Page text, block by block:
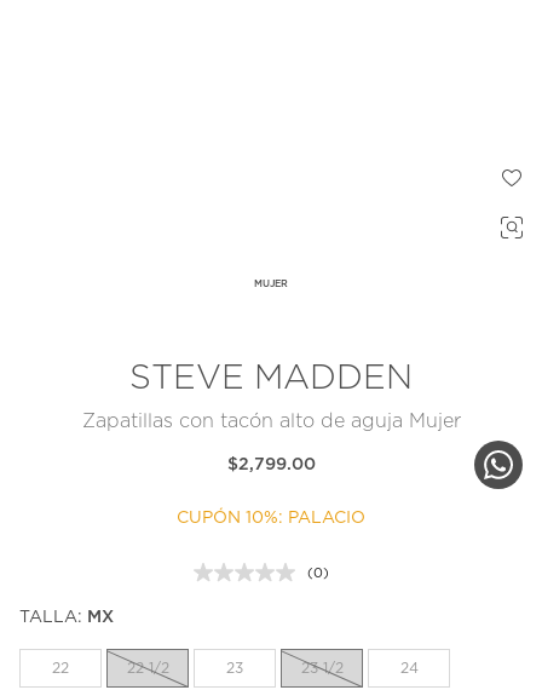
MUJER
STEVE MADDEN
Zapatillas con tacón alto de aguja Mujer
$2,799.00
CUPÓN 10%: PALACIO
Sin
la
misma
(0)
TALLA: MX
22 22 1/2 23 23 1/2 24